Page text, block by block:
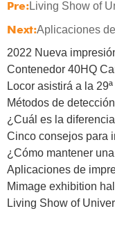
Pre:Living Show of
Next:Aplicaciones
2022 Nueva
Contenedor 40HQ
Locor asistirá a la
Métodos de
¿Cuál es la
Cinco consejos para
¿Cómo mantener
Aplicaciones de
Mimage exhibition
Living Show of